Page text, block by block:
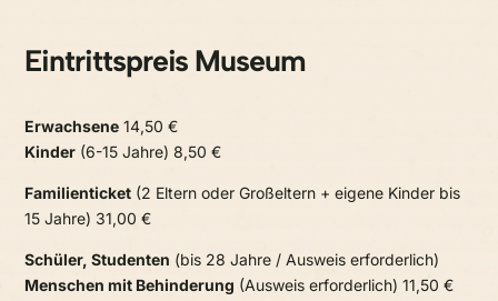
Eintrittspreis Museum
Erwachsene 14,50 €
Kinder (6-15 Jahre) 8,50 €
Familienticket (2 Eltern oder Großeltern + eigene Kinder bis
15 Jahre) 31,00 €
Schüler, Studenten (bis 28 Jahre / Ausweis erforderlich)
Menschen mit Behinderung (Ausweis erforderlich) 11,50 €